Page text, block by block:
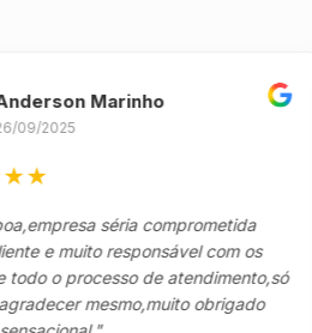
Marinho
séria comprometida
muito responsável com os
o processo de atendimento,só
mesmo,muito obrigado